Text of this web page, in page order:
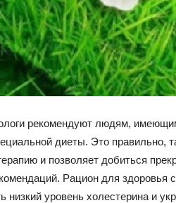
для
похудения
рекомендуют людям,
диеты. Это правильно,
и позволяет добиться
Рацион для здоровья
низкий уровень холестерина и